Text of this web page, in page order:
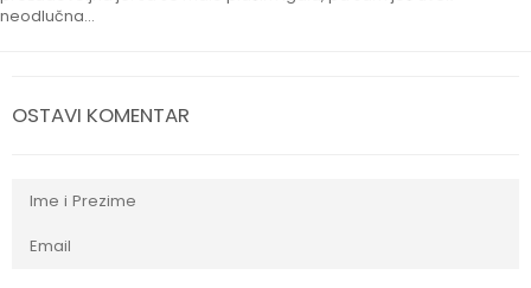
neodlučna...
OSTAVI KOMENTAR